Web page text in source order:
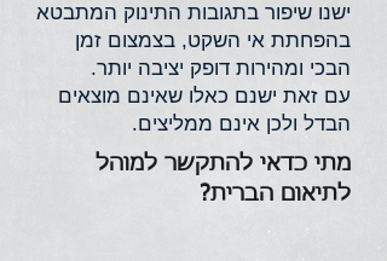
ישנו שיפור בתגובות התינוק המתבטא
בהפחתת אי השקט, בצמצום זמן
הבכי ומהירות דופק יציבה יותר.
עם זאת ישנם כאלו שאינם מוצאים
הבדל ולכן אינם ממליצים.
מתי כדאי להתקשר למוהל
לתיאום הברית?